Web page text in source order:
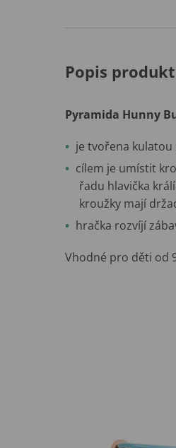
Popis
Pyramida Hunny
je tvořena kulatou
cílem je umístit
řadu hlavička
kroužky mají
hračka rozvíjí
Vhodné pro děti od